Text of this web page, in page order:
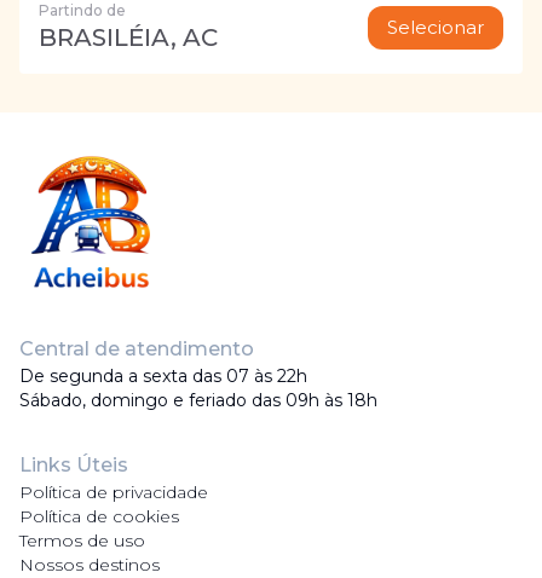
Partindo de
BRASILÉIA, AC Selecionar
Central de atendimento
De segunda a sexta das 07 às 22h
Sábado, domingo e feriado das 09h às 18h
Links Úteis
Política de privacidade
Política de cookies
Termos de uso
Nossos destinos